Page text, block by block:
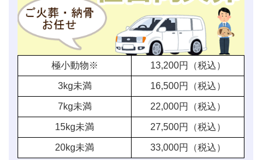
極小動物※ 13,200円（税込）
3kg未満 16,500円（税込）
7kg未満 22,000円（税込）
15kg未満 27,500円（税込）
20kg未満 33,000円（税込）